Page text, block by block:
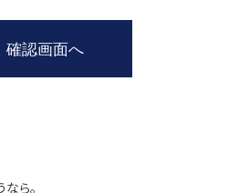
ら。